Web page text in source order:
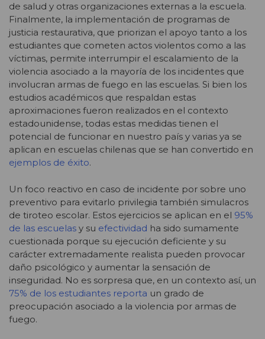
de salud y otras organizaciones externas a la escuela.
Finalmente, la implementación de programas de
justicia restaurativa, que priorizan el apoyo tanto a los
estudiantes que cometen actos violentos como a las
víctimas, permite interrumpir el escalamiento de la
violencia asociado a la mayoría de los incidentes que
involucran armas de fuego en las escuelas. Si bien los
estudios académicos que respaldan estas
aproximaciones fueron realizados en el contexto
estadounidense, todas estas medidas tienen el
potencial de funcionar en nuestro país y varias ya se
aplican en escuelas chilenas que se han convertido en
ejemplos de éxito.
Un foco reactivo en caso de incidente por sobre uno
preventivo para evitarlo privilegia también simulacros
de tiroteo escolar. Estos ejercicios se aplican en el 95%
de las escuelas y su efectividad ha sido sumamente
cuestionada porque su ejecución deficiente y su
carácter extremadamente realista pueden provocar
daño psicológico y aumentar la sensación de
inseguridad. No es sorpresa que, en un contexto así, un
75% de los estudiantes reporta un grado de
preocupación asociado a la violencia por armas de
fuego.